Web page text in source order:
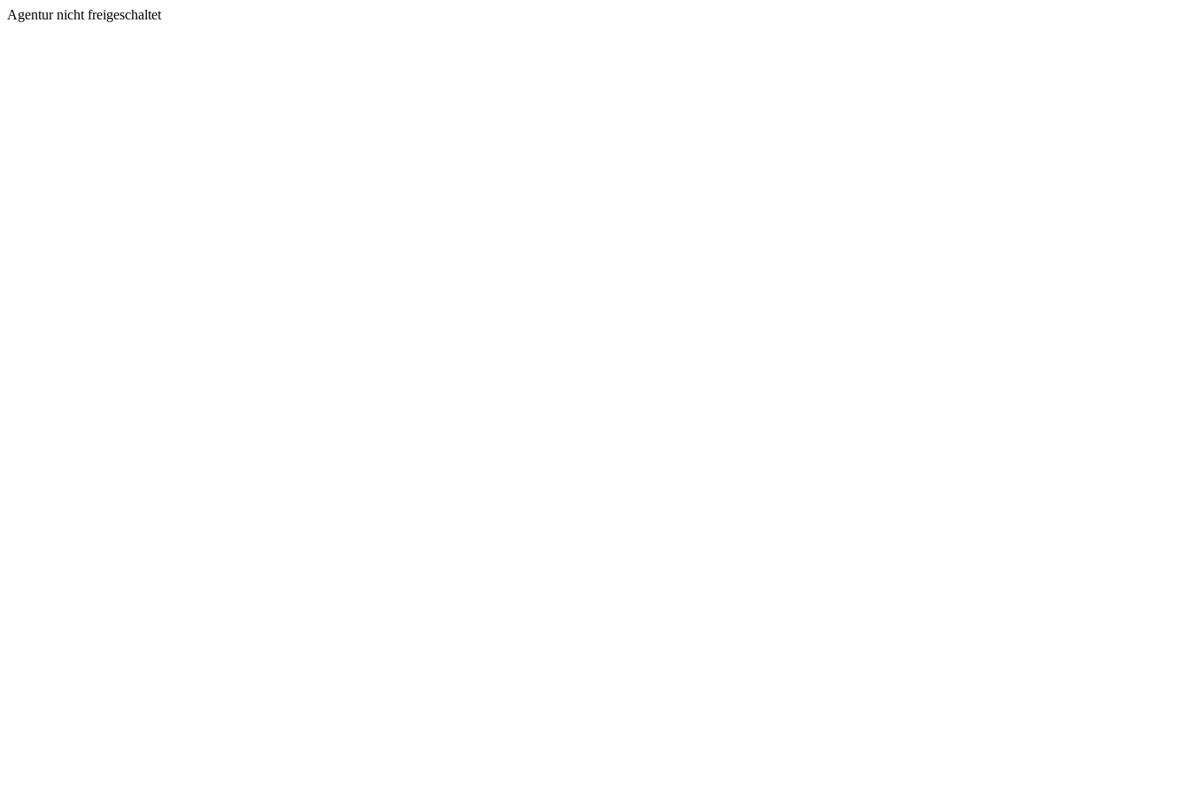
Agentur nicht freigeschaltet